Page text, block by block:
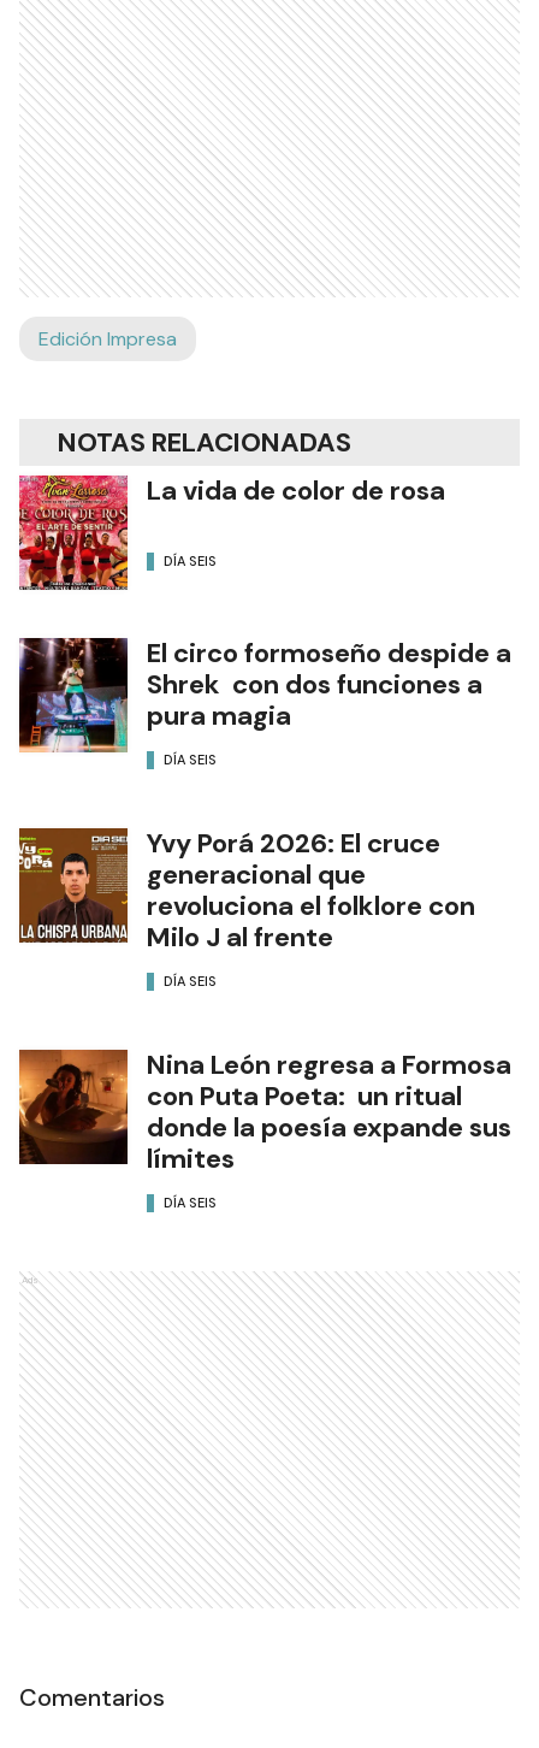
Edición Impresa
NOTAS RELACIONADAS
La vida de color de rosa
DÍA SEIS
El circo formoseño despide a
Shrek con dos funciones a
pura magia
DÍA SEIS
Yvy Porá 2026: El cruce
generacional que
revoluciona el folklore con
Milo J al frente
DÍA SEIS
Nina León regresa a Formosa
con Puta Poeta: un ritual
donde la poesía expande sus
límites
DÍA SEIS
Ads
Comentarios